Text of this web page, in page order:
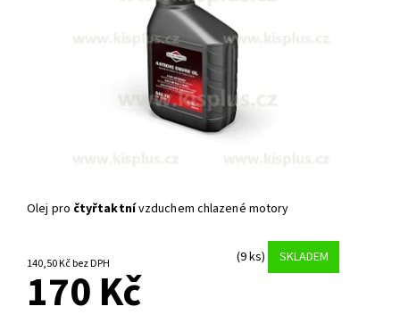
Olej pro čtyřtaktnívzduchem chlazené motory
140,50 Kč bez DPH (9 ks) SKLADEM
170 Kč